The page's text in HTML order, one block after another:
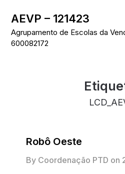
content
AEVP – 121423
Agrupamento de Escolas da
600082172
Robô Oeste
By Coordenação PTD on